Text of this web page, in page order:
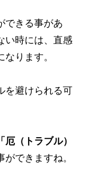
できる事があ
い時には、直感
ります。
を避けられる可
（トラブル）
ができますね。